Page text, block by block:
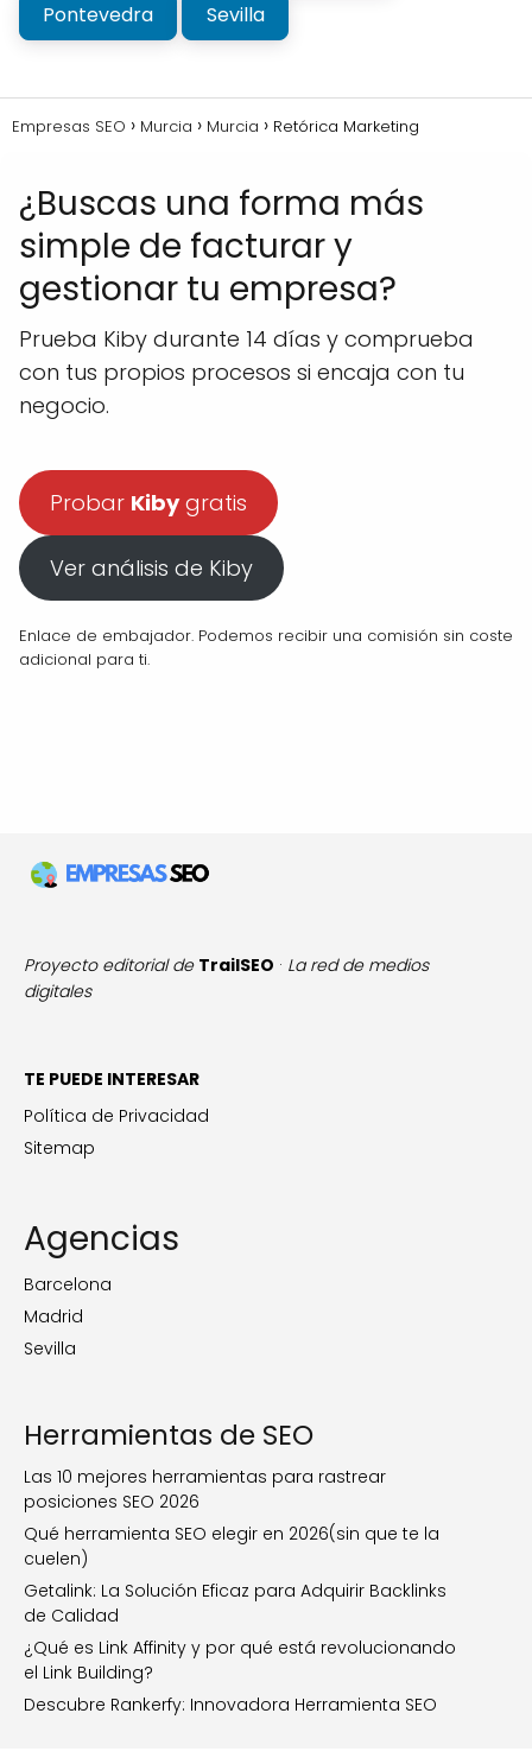
Pontevedra
Sevilla
Empresas SEO Murcia Murcia Retórica Marketing
¿Buscas una forma más
simple de facturar y
gestionar tu empresa?
Prueba Kiby durante 14 días y comprueba
con tus propios procesos si encaja con tu
negocio.
Probar Kibygratis
Ver análisis de Kiby
Enlace de embajador. Podemos recibir una comisión sin coste
adicional para ti.
Proyecto editorial de TrailSEO · La red de medios
digitales
TE PUEDE INTERESAR
Política de Privacidad
Sitemap
Agencias
Barcelona
Madrid
Sevilla
Herramientas de SEO
Las 10 mejores herramientas para rastrear
posiciones SEO 2026
Qué herramienta SEO elegir en 2026(sin que te la
cuelen)
Getalink: La Solución Eficaz para Adquirir Backlinks
de Calidad
¿Qué es Link Affinity y por qué está revolucionando
el Link Building?
Descubre Rankerfy: Innovadora Herramienta SEO